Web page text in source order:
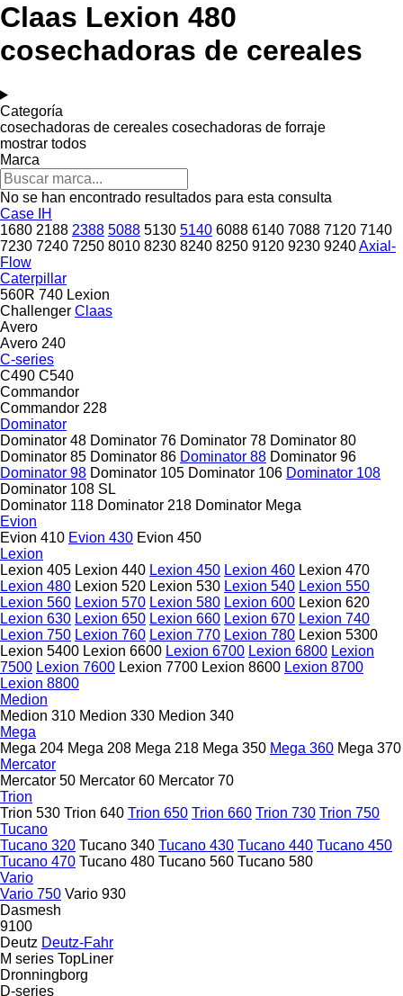
Claas Lexion 480
cosechadoras de cereales
Categoría
cosechadoras de cereales cosechadoras de forraje
mostrar todos
Marca
No se han encontrado resultados para esta consulta
Case IH
1680 2188 2388 5088 5130 5140 6088 6140 7088 7120 7140
7230 7240 7250 8010 8230 8240 8250 9120 9230 9240Axial-
Flow
Caterpillar
560R 740 Lexion
Challenger Claas
Avero
Avero 240
C-series
C490 C540
Commandor
Commandor 228
Dominator
Dominator 48 Dominator 76 Dominator 78 Dominator 80
Dominator 85 Dominator 86 Dominator 88 Dominator 96
Dominator 98 Dominator 105 Dominator 106 Dominator 108
Dominator 108 SL
Dominator 118 Dominator 218 Dominator Mega
Evion
Evion 410 Evion 430 Evion 450
Lexion
Lexion 405 Lexion 440 Lexion 450 Lexion 460 Lexion 470
Lexion 480 Lexion 520 Lexion 530 Lexion 540 Lexion 550
Lexion 560 Lexion 570 Lexion 580 Lexion 600 Lexion 620
Lexion 630 Lexion 650 Lexion 660 Lexion 670 Lexion 740
Lexion 750 Lexion 760 Lexion 770 Lexion 780 Lexion 5300
Lexion 5400 Lexion 6600 Lexion 6700 Lexion 6800 Lexion
7500 Lexion 7600 Lexion 7700 Lexion 8600 Lexion 8700
Lexion 8800
Medion
Medion 310 Medion 330 Medion 340
Mega
Mega 204 Mega 208 Mega 218 Mega 350 Mega 360 Mega 370
Mercator
Mercator 50 Mercator 60 Mercator 70
Trion
Trion 530 Trion 640 Trion 650 Trion 660 Trion 730 Trion 750
Tucano
Tucano 320 Tucano 340 Tucano 430 Tucano 440 Tucano 450
Tucano 470 Tucano 480 Tucano 560 Tucano 580
Vario
Vario 750 Vario 930
Dasmesh
9100
Deutz Deutz-Fahr
M series TopLiner
Dronningborg
D-series